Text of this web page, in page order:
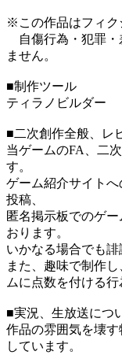
※この作品はフィク
自傷行為・犯罪・
ません。
■制作ツール
ティラノビルダー
■二次創作全般、レ
当ゲームのFA、二
す。
ゲーム紹介サイト
投稿、
匿名掲示板でのゲ
おります。
いかなる場合でも誹
また、趣味で制作
ムに点数を付ける
■実況、生放送につ
作品の雰囲気を壊
しています。